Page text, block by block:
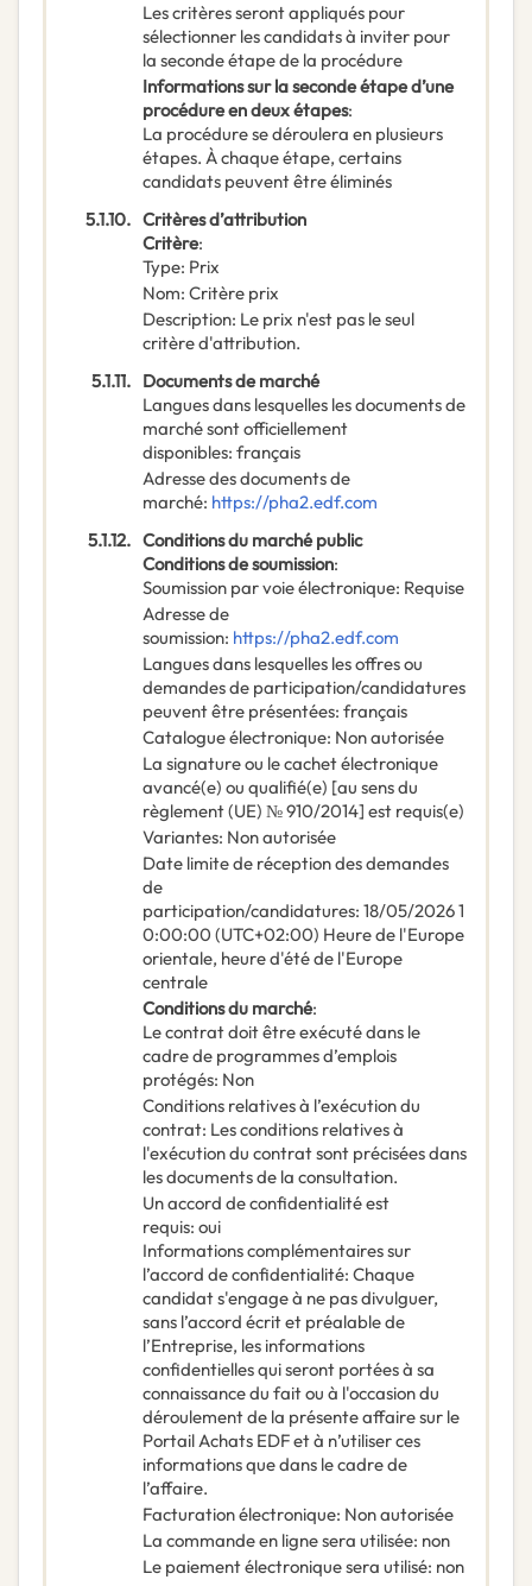
Les critères seront appliqués pour
sélectionner les candidats à inviter pour
la seconde étape de la procédure
Informations sur la seconde étape d’une
procédure en deux étapes:
La procédure se déroulera en plusieurs
étapes. À chaque étape, certains
candidats peuvent être éliminés
5.1.10. Critères d’attribution
Critère:
Type: Prix
Nom: Critère prix
Description: Le prix n'est pas le seul
critère d'attribution.
5.1.11. Documents de marché
Langues dans lesquelles les documents de
marché sont officiellement
disponibles: français
Adresse des documents de
marché: https://pha2.edf.com
5.1.12. Conditions du marché public
Conditions de soumission:
Soumission par voie électronique: Requise
Adresse de
soumission: https://pha2.edf.com
Langues dans lesquelles les offres ou
demandes de participation/candidatures
peuvent être présentées: français
Catalogue électronique: Non autorisée
La signature ou le cachet électronique
avancé(e) ou qualifié(e) [au sens du
règlement (UE) № 910/2014] est requis(e)
Variantes: Non autorisée
Date limite de réception des demandes
de
participation/candidatures: 18/05/20261
0:00:00 (UTC+02:00) Heure de l'Europe
orientale, heure d'été de l'Europe
centrale
Conditions du marché:
Le contrat doit être exécuté dans le
cadre de programmes d’emplois
protégés: Non
Conditions relatives à l’exécution du
contrat: Les conditions relatives à
l'exécution du contrat sont précisées dans
les documents de la consultation.
Un accord de confidentialité est
requis: oui
Informations complémentaires sur
l’accord de confidentialité: Chaque
candidat s'engage à ne pas divulguer,
sans l’accord écrit et préalable de
l’Entreprise, les informations
confidentielles qui seront portées à sa
connaissance du fait ou à l'occasion du
déroulement de la présente affaire sur le
Portail Achats EDF et à n’utiliser ces
informations que dans le cadre de
l’affaire.
Facturation électronique: Non autorisée
La commande en ligne sera utilisée: non
Le paiement électronique sera utilisé: non